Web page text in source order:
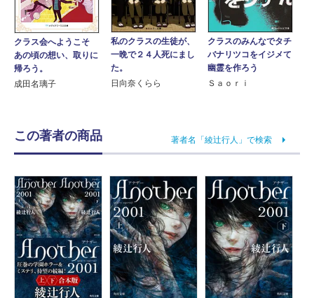
クラス会へようこそ
あの頃の想い、取りに
帰ろう。
成田名璃子
私のクラスの生徒が、
一晩で２４人死にまし
た。
日向奈くらら
クラスのみんなでタチ
バナリツコをイジメて
幽霊を作ろう
Ｓａｏｒｉ
この著者の商品 著者名「綾辻行人」で検索